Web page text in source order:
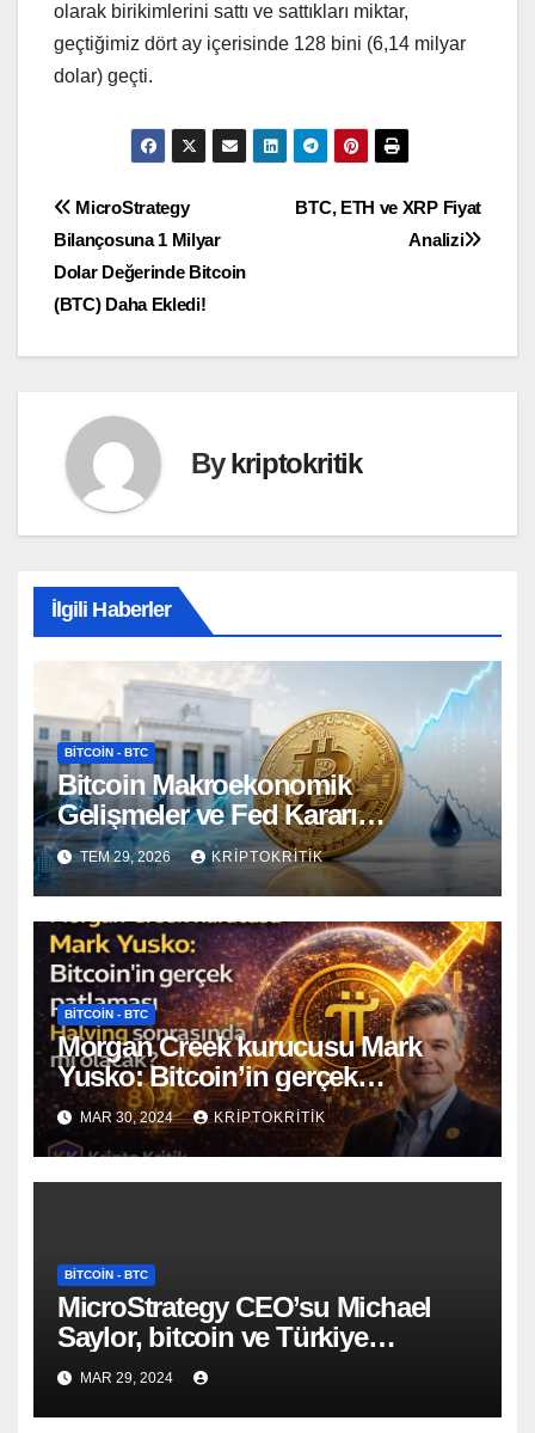
olarak birikimlerini sattı ve sattıkları miktar,
geçtiğimiz dört ay içerisinde 128 bini (6,14 milyar
dolar) geçti.
Yazı
gezinmesi
BTC, ETH ve XRP Fiyat
Analizi
MicroStrategy
Bilançosuna 1 Milyar
Dolar Değerinde Bitcoin
(BTC) Daha Ekledi!
Bykriptokritik
İlgili Haberler
BITCOIN - BTC
Bitcoin Makroekonomik
Gelişmeler ve Fed Kararı
Öncesinde Dalgalı Seyrediyor
TEM 29, 2026 KRIPTOKRITIK
BITCOIN - BTC
Morgan Creek kurucusu Mark
Yusko: Bitcoin’in gerçek
patlaması Halving sonrasında mı
olacak?
MAR 30, 2024 KRIPTOKRITIK
BITCOIN - BTC
MicroStrategy CEO’su Michael
Saylor, bitcoin ve Türkiye
hakkında açıklama yaptı!
MAR 29, 2024